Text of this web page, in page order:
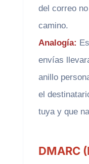
del correo
camino.
Analogía:
envías
anillo
el
tuya y que
DMARC